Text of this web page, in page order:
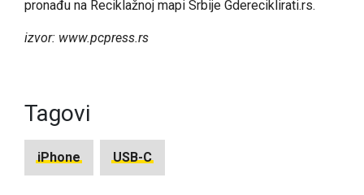
pronađu na Reciklažnoj mapi Srbije Gdereciklirati.rs.
izvor: www.pcpress.rs
Tagovi
iPhone USB-C